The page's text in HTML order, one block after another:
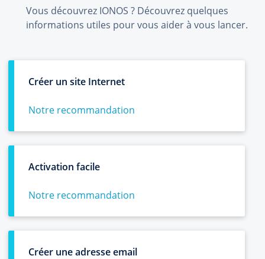
Vous découvrez IONOS ? Découvrez quelques
informations utiles pour vous aider à vous lancer.
Créer un site Internet
Notre recommandation
Activation facile
Notre recommandation
Créer une adresse email